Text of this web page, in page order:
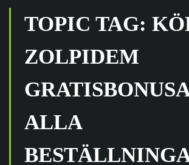
TOPIC TAG:
ZOLPIDEM
ALLA